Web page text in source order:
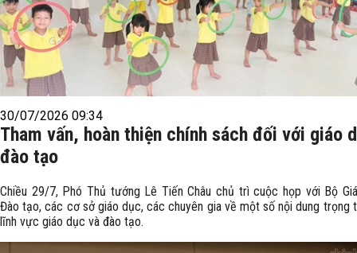
30/07/2026 09:34
Tham vấn, hoàn thiện chính sách đối với giáo
đào tạo
Chiều 29/7, Phó Thủ tướng Lê Tiến Châu chủ trì cuộc họp với Bộ
Đào tạo, các cơ sở giáo dục, các chuyên gia về một số nội dung trọng
lĩnh vực giáo dục và đào tạo.